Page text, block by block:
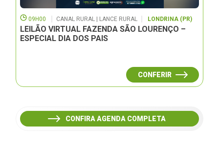
09H00 CANAL RURAL | LANCE RURAL LONDRINA (PR)
LEILÃO VIRTUAL FAZENDA SÃO LOURENÇO –
ESPECIAL DIA DOS PAIS
CONFERIR
CONFIRA AGENDA COMPLETA